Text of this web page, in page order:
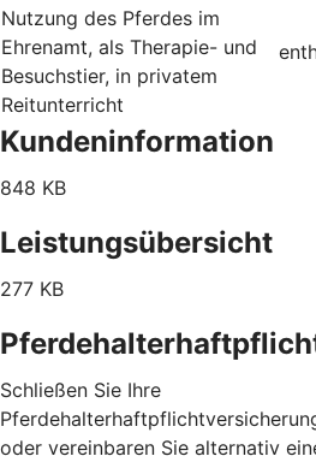
Nutzung des Pferdes im
Ehrenamt, als Therapie- und
Besuchstier, in privatem
Reitunterricht
Kundeninformation
848 KB
Leistungsübersicht
277 KB
Schließen Sie Ihre
oder vereinbaren Sie alternativ